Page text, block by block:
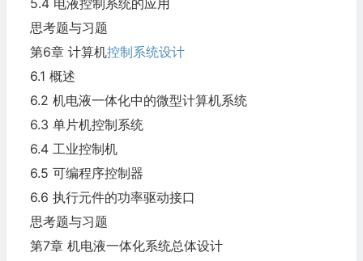
5.4 电液控制系统的应用
思考题与习题
第6章 计算机控制系统设计
6.1 概述
6.2 机电液一体化中的微型计算机系统
6.3 单片机控制系统
6.4 工业控制机
6.5 可编程序控制器
6.6 执行元件的功率驱动接口
思考题与习题
第7章 机电液一体化系统总体设计